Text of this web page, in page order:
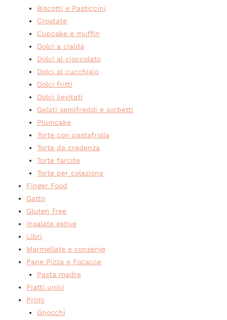
Biscotti e Pasticcini
Crostate
Cupcake e muffin
Dolci a cialda
Dolci al cioccolato
Dolci al cucchiaio
Dolci fritti
Dolci lievitati
Gelati semifreddi e sorbetti
Plumcake
Torte con pastafrolla
Torte da credenza
Torte farcite
Torte per colazione
Finger Food
Gatto
Gluten free
Insalate estive
Libri
Marmellate e conserve
Pane Pizza e Focacce
Pasta madre
Piatti unici
Primi
Gnocchi